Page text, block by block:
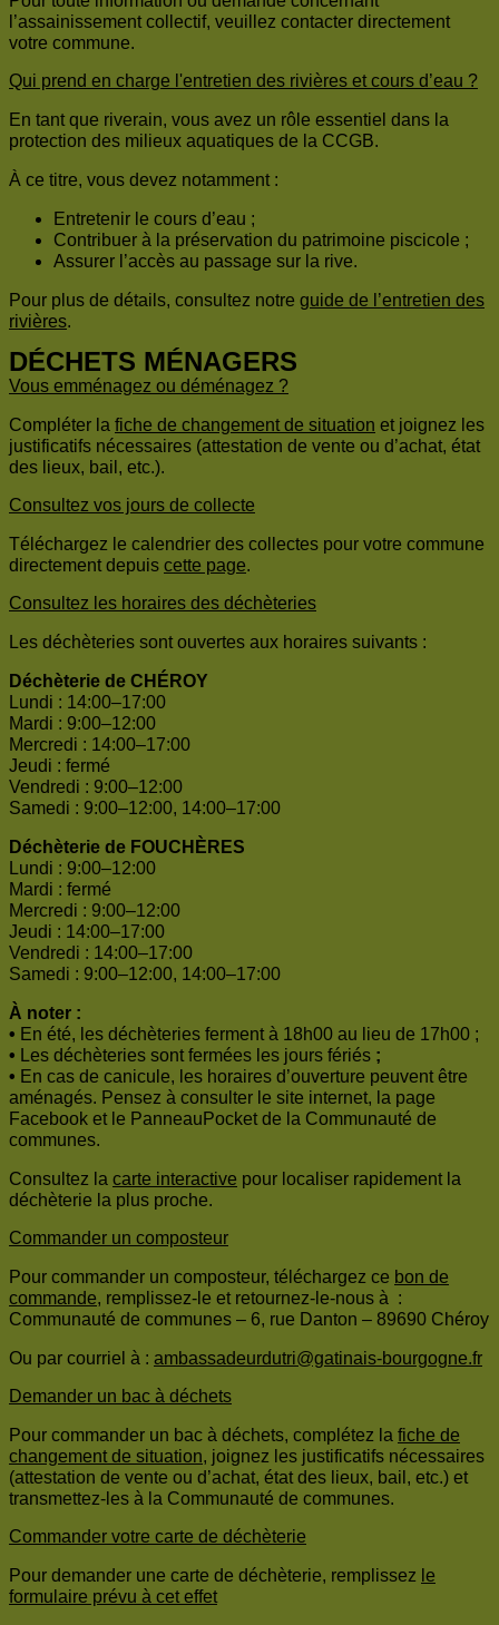
l’assainissement collectif, veuillez contacter directement
votre commune.
Qui prend en charge l'entretien des rivières et cours d’eau ?
En tant que riverain, vous avez un rôle essentiel dans la
protection des milieux aquatiques de la CCGB.
À ce titre, vous devez notamment :
Entretenir le cours d’eau ;
Contribuer à la préservation du patrimoine piscicole ;
Assurer l’accès au passage sur la rive.
Pour plus de détails, consultez notre guide de l’entretien des
rivières.
DÉCHETS MÉNAGERS
Vous emménagez ou déménagez ?
Compléter la fiche de changement de situation et joignez les
justificatifs nécessaires (attestation de vente ou d’achat, état
des lieux, bail, etc.).
Consultez vos jours de collecte
Téléchargez le calendrier des collectes pour votre commune
directement depuis cette page.
Consultez les horaires des déchèteries
Les déchèteries sont ouvertes aux horaires suivants :
Déchèterie de CHÉROY
Lundi : 14:00–17:00
Mardi : 9:00–12:00
Mercredi : 14:00–17:00
Jeudi : fermé
Vendredi : 9:00–12:00
Samedi : 9:00–12:00, 14:00–17:00
Déchèterie de FOUCHÈRES
Lundi : 9:00–12:00
Mardi : fermé
Mercredi : 9:00–12:00
Jeudi : 14:00–17:00
Vendredi : 14:00–17:00
Samedi : 9:00–12:00, 14:00–17:00
À noter :
• En été, les déchèteries ferment à 18h00 au lieu de 17h00 ;
• Les déchèteries sont fermées les jours fériés ;
• En cas de canicule, les horaires d’ouverture peuvent être
aménagés. Pensez à consulter le site internet, la page
Facebook et le PanneauPocket de la Communauté de
communes.
Consultez la carte interactive pour localiser rapidement la
déchèterie la plus proche.
Commander un composteur
Pour commander un composteur, téléchargez ce bon de
commande, remplissez-le et retournez-le-nous à :
Communauté de communes – 6, rue Danton – 89690 Chéroy
Ou par courriel à : ambassadeurdutri@gatinais-bourgogne.fr
Demander un bac à déchets
Pour commander un bac à déchets, complétez la fiche de
changement de situation, joignez les justificatifs nécessaires
(attestation de vente ou d’achat, état des lieux, bail, etc.) et
transmettez-les à la Communauté de communes.
Commander votre carte de déchèterie
Pour demander une carte de déchèterie, remplissez le
formulaire prévu à cet effet